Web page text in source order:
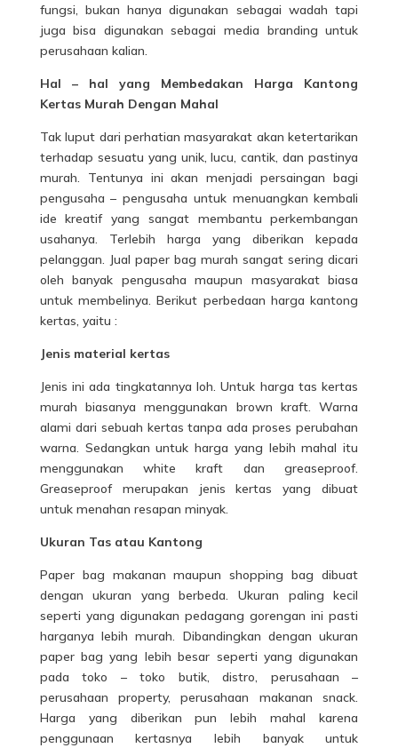
fungsi, bukan hanya digunakan sebagai wadah tapi
juga bisa digunakan sebagai media branding untuk
perusahaan kalian.
Hal – hal yang Membedakan Harga Kantong
Kertas Murah Dengan Mahal
Tak luput dari perhatian masyarakat akan ketertarikan
terhadap sesuatu yang unik, lucu, cantik, dan pastinya
murah. Tentunya ini akan menjadi persaingan bagi
pengusaha – pengusaha untuk menuangkan kembali
ide kreatif yang sangat membantu perkembangan
usahanya. Terlebih harga yang diberikan kepada
pelanggan. Jual paper bag murah sangat sering dicari
oleh banyak pengusaha maupun masyarakat biasa
untuk membelinya. Berikut perbedaan harga kantong
kertas, yaitu :
Jenis material kertas
Jenis ini ada tingkatannya loh. Untuk harga tas kertas
murah biasanya menggunakan brown kraft. Warna
alami dari sebuah kertas tanpa ada proses perubahan
warna. Sedangkan untuk harga yang lebih mahal itu
menggunakan white kraft dan greaseproof.
Greaseproof merupakan jenis kertas yang dibuat
untuk menahan resapan minyak.
Ukuran Tas atau Kantong
Paper bag makanan maupun shopping bag dibuat
dengan ukuran yang berbeda. Ukuran paling kecil
seperti yang digunakan pedagang gorengan ini pasti
harganya lebih murah. Dibandingkan dengan ukuran
paper bag yang lebih besar seperti yang digunakan
pada toko – toko butik, distro, perusahaan –
perusahaan property, perusahaan makanan snack.
Harga yang diberikan pun lebih mahal karena
penggunaan kertasnya lebih banyak untuk